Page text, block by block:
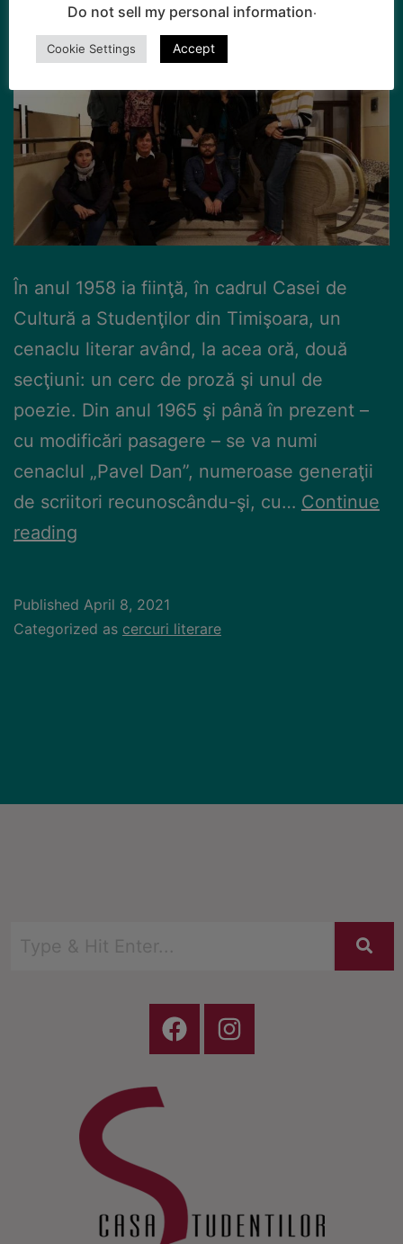
În anul 1958 ia fiinţă, în cadrul Casei de
Cultură a Studenţilor din Timişoara, un
cenaclu literar având, la acea oră, două
secţiuni: un cerc de proză şi unul de
poezie. Din anul 1965 şi până în prezent –
cu modificări pasagere – se va numi
cenaclul „Pavel Dan”, numeroase generaţii
de scriitori recunoscându-şi, cu… Continue
reading
Published April 8, 2021
Categorized as cercuri literare
Do not sell my personal information.
Cookie Settings Accept